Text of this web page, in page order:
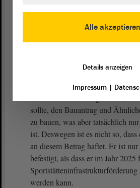
Dr. Tamara Zieschang
Sportstätteninfrastrukturförderung
sollte, den Bauantrag und
zu bauen, was aber tatsächlich
ist. Deswegen ist es nicht so,
an diesem Betrag haftet. Er ist
befestigt, als dass er im Jahr 2025
Sportstätteninfrastrukturförderung
werden kann.
Alle akzeptieren
Details anzeigen
Impressum|